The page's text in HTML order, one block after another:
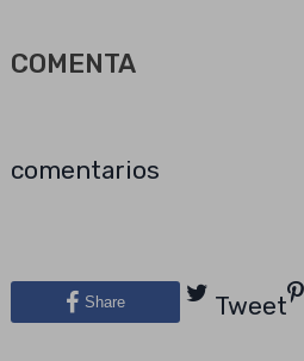
COMENTA
comentarios
Share Tweet